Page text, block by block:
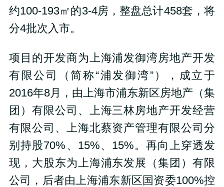
约100-193㎡的3-4房，整盘总计458套，将
分4批次入市。
项目的开发商为上海浦发御湾房地产开发
有限公司（简称“浦发御湾”），成立于
2016年8月，由上海市浦东新区房地产（集
团）有限公司、上海三林房地产开发经营
有限公司、上海北蔡资产管理有限公司分
别持股70% 、 15%、 15%。再向上穿透发
现，大股东为上海浦东发展（集团）有限
公司，后者由上海浦东新区国资委100%控